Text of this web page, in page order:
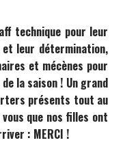
technique pour leur
leur détermination,
et mécènes pour
la saison ! Un grand
présents tout au
que nos filles ont
: MERCI !